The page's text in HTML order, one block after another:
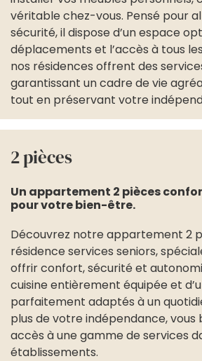
véritable chez-vous. Pensé pour
sécurité, il dispose d’un espace
déplacements et l’accès à tous
nos résidences offrent des
garantissant un cadre de vie
tout en préservant votre
2 pièces
Un appartement 2 pièces
pour votre bien-être.
Découvrez notre appartement 2
résidence services seniors,
offrir confort, sécurité et
cuisine entièrement équipée et
parfaitement adaptés à un
plus de votre indépendance, vous
accès à une gamme de services
établissements.